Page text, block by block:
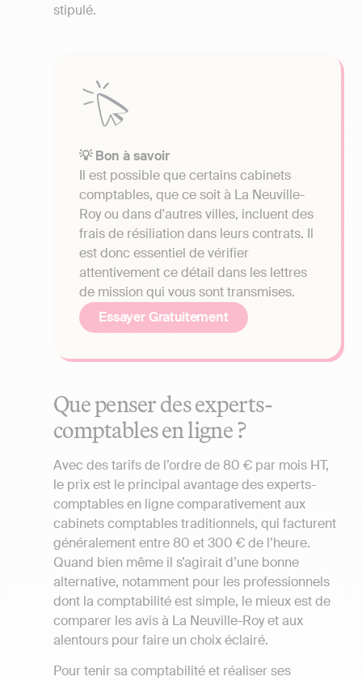
stipulé.
💡 Bon à savoir
Il est possible que certains cabinets
comptables, que ce soit à La Neuville-
Roy ou dans d'autres villes, incluent des
frais de résiliation dans leurs contrats. Il
est donc essentiel de vérifier
attentivement ce détail dans les lettres
de mission qui vous sont transmises.
Essayer Gratuitement
Que penser des experts-
comptables en ligne ?
Avec des tarifs de l’ordre de 80 € par mois HT,
le prix est le principal avantage des experts-
comptables en ligne comparativement aux
cabinets comptables traditionnels, qui facturent
généralement entre 80 et 300 € de l’heure.
Quand bien même il s’agirait d’une bonne
alternative, notamment pour les professionnels
dont la comptabilité est simple, le mieux est de
comparer les avis à La Neuville-Roy et aux
alentours pour faire un choix éclairé.
Pour tenir sa comptabilité et réaliser ses